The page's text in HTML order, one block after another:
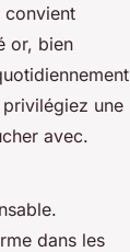
convient
or, bien
privilégiez une
avec.
dans les